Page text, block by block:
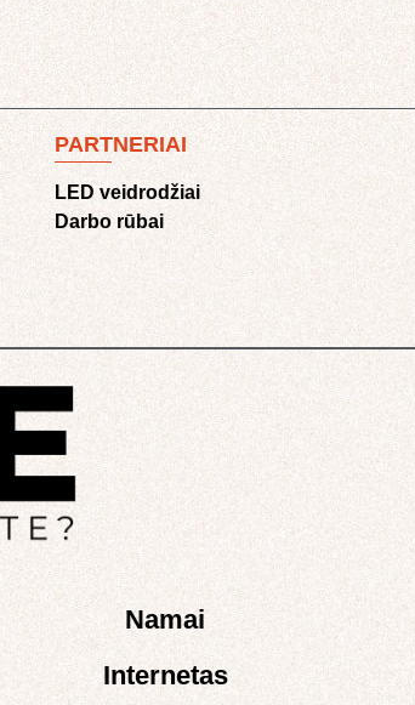
PARTNERIAI
LED veidrodžiai
Darbo rūbai
Namai
Internetas